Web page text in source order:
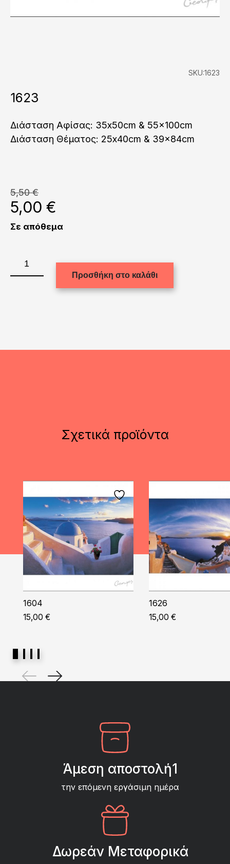
SKU:1623
1623
Διάσταση Αφίσας: 35x50cm & 55x100cm
Διάσταση Θέματος: 25x40cm & 39x84cm
5,50€
Original
price
was:
5,00 €
Σε απόθεμα
ποσότητα
Προσθήκη στο καλάθι
Σχετικά προϊόντα
1604
15,00 €
1626
15,00 €
Άμεση αποστολή1
την επόμενη εργάσιμη ημέρα
Δωρεάν Μεταφορικά